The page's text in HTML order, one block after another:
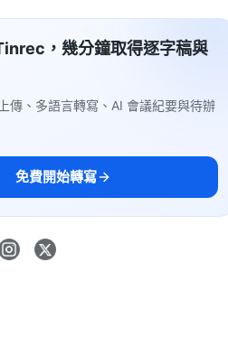
，幾分鐘取得逐字稿與
傳、多語言轉寫、AI 會議紀要與待辦
免費開始轉寫